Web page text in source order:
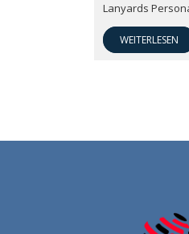
Lanyards
WEITERLESEN